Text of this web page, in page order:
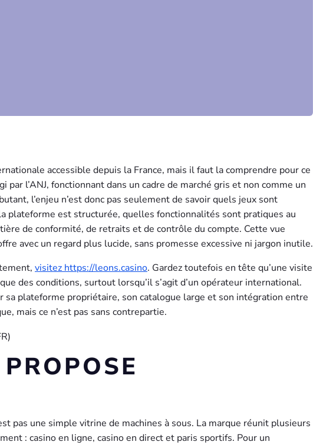
accessible depuis la France, mais il faut la comprendre pour ce
l’ANJ, fonctionnant dans un cadre de marché gris et non comme un
l’enjeu n’est donc pas seulement de savoir quels jeux sont
plateforme est structurée, quelles fonctionnalités sont pratiques au
de conformité, de retraits et de contrôle du compte. Cette vue
avec un regard plus lucide, sans promesse excessive ni jargon inutile.
visitez https://leons.casino. Gardez toutefois en tête qu’une visite
des conditions, surtout lorsqu’il s’agit d’un opérateur international.
sa plateforme propriétaire, son catalogue large et son intégration entre
mais ce n’est pas sans contrepartie.
pas une simple vitrine de machines à sous. La marque réunit plusieurs
: casino en ligne, casino en direct et paris sportifs. Pour un